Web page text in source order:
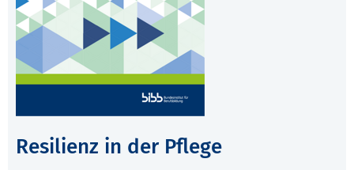
Resilienz in der Pflege